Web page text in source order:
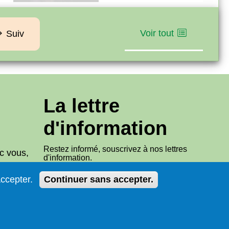
Suiv Voir tout
vous,
La lettre
d'information
Restez informé, souscrivez à nos lettres
d'information.
S'abonner
Continuer sans accepter.